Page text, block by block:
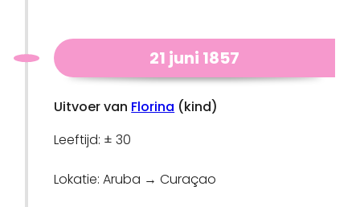
21 juni 1857
Uitvoer van Florina (kind)
Leeftijd: ± 30
Lokatie: Aruba → Curaçao